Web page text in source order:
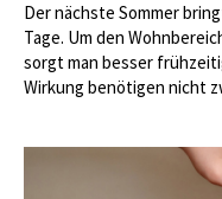
Der nächste Sommer
Tage. Um den
sorgt man besser
Wirkung benötigen nicht